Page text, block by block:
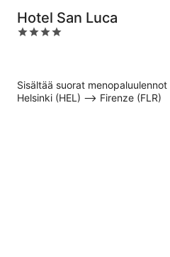
Hotel San Luca
4
Sisältää suorat menopaluulennot
Helsinki (HEL) –> Firenze (FLR)